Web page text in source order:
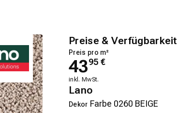
Preise & Verfügbarkeit
Preis pro m²
4395 €
inkl. MwSt.
Lano
Dekor